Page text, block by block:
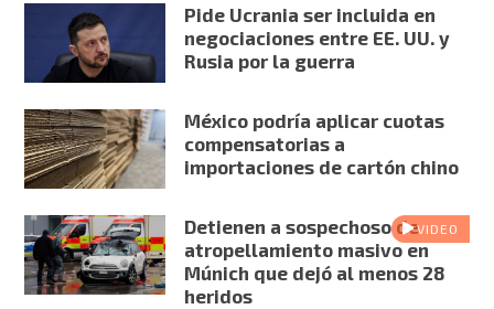
Pide Ucrania ser incluida en
negociaciones entre EE. UU. y
Rusia por la guerra
México podría aplicar cuotas
compensatorias a
importaciones de cartón chino
VIDEO
Detienen a sospechoso de
atropellamiento masivo en
Múnich que dejó al menos 28
heridos